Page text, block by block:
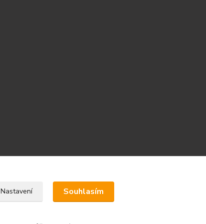
Upravit sběr cookies.
Nastavení Souhlasím